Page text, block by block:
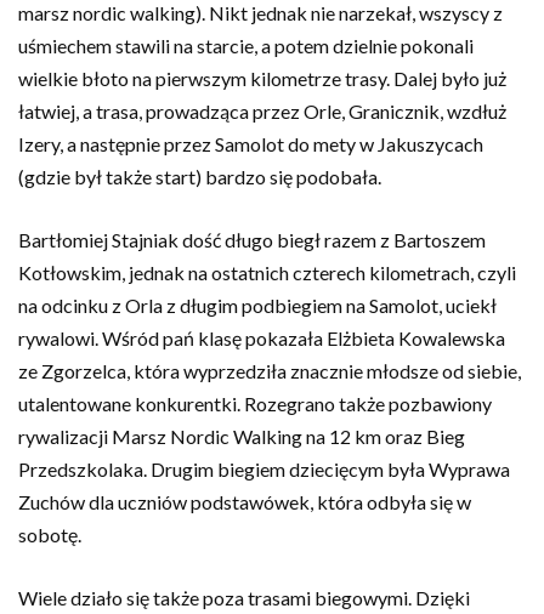
marsz nordic walking). Nikt jednak nie narzekał, wszyscy z
uśmiechem stawili na starcie, a potem dzielnie pokonali
wielkie błoto na pierwszym kilometrze trasy. Dalej było już
łatwiej, a trasa, prowadząca przez Orle, Granicznik, wzdłuż
Izery, a następnie przez Samolot do mety w Jakuszycach
(gdzie był także start) bardzo się podobała.
Bartłomiej Stajniak dość długo biegł razem z Bartoszem
Kotłowskim, jednak na ostatnich czterech kilometrach, czyli
na odcinku z Orla z długim podbiegiem na Samolot, uciekł
rywalowi. Wśród pań klasę pokazała Elżbieta Kowalewska
ze Zgorzelca, która wyprzedziła znacznie młodsze od siebie,
utalentowane konkurentki. Rozegrano także pozbawiony
rywalizacji Marsz Nordic Walking na 12 km oraz Bieg
Przedszkolaka. Drugim biegiem dziecięcym była Wyprawa
Zuchów dla uczniów podstawówek, która odbyła się w
sobotę.
Wiele działo się także poza trasami biegowymi. Dzięki